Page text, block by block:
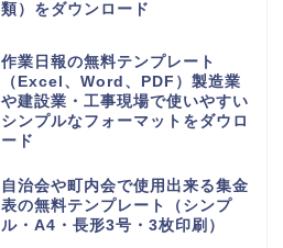
類）をダウンロード
作業日報の無料テンプレート
（Excel、Word、PDF）製造業
や建設業・工事現場で使いやすい
シンプルなフォーマットをダウロ
ード
自治会や町内会で使用出来る集金
表の無料テンプレート（シンプ
ル・A4・長形3号・3枚印刷）